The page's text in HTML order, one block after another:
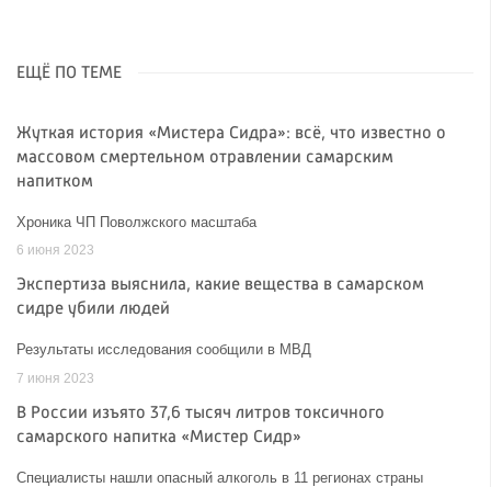
ЕЩЁ ПО ТЕМЕ
Жуткая история «Мистера Сидра»: всё, что известно о
массовом смертельном отравлении самарским
напитком
Хроника ЧП Поволжского масштаба
6 июня 2023
Экспертиза выяснила, какие вещества в самарском
сидре убили людей
Результаты исследования сообщили в МВД
7 июня 2023
В России изъято 37,6 тысяч литров токсичного
самарского напитка «Мистер Сидр»
Специалисты нашли опасный алкоголь в 11 регионах страны